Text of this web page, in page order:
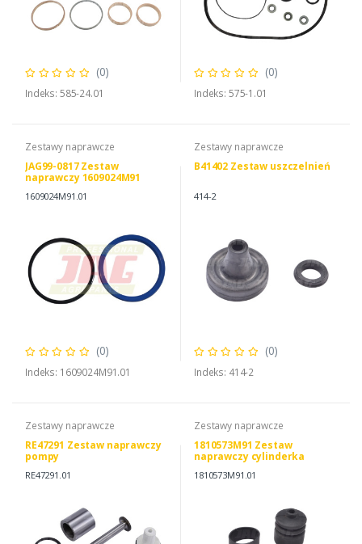
(0)
Indeks: 585-24.01
(0)
Indeks: 575-1.01
Zestawy naprawcze
JAG99-0817 Zestaw
naprawczy 1609024M91
1609024M91.01
(0)
Indeks: 1609024M91.01
Zestawy naprawcze
B41402 Zestaw uszczelnień
414-2
(0)
Indeks: 414-2
Zestawy naprawcze
RE47291 Zestaw naprawczy
pompy
RE47291.01
Zestawy naprawcze
1810573M91 Zestaw
naprawczy cylinderka
1810573M91.01